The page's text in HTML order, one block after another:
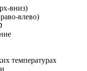
вниз)
влево)
температурах